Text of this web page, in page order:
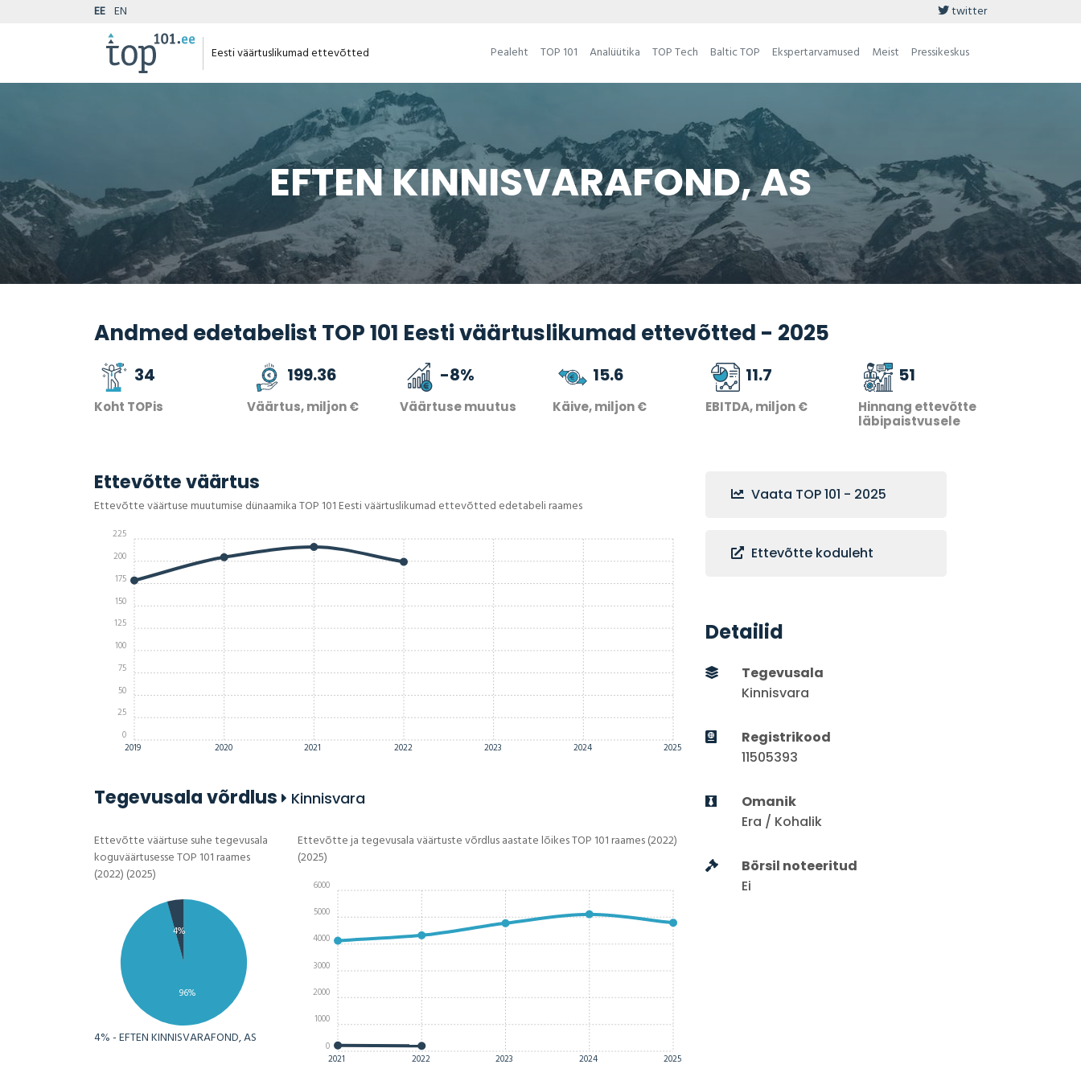
EE EN twitter
Eesti väärtuslikumad ettevõtted Pealeht TOP 101 Analüütika TOP Tech Baltic TOP Ekspertarvamused Meist Pressikeskus
EFTEN KINNISVARAFOND, AS
Andmed edetabelist TOP 101 Eesti väärtuslikumad ettevõtted - 2025
34
Koht TOPis
199.36
Väärtus, miljon €
-8%
Väärtuse muutus
15.6
Käive, miljon €
11.7
EBITDA, miljon €
51
Hinnang ettevõtte
läbipaistvusele
Ettevõtte väärtus
Ettevõtte väärtuse muutumise dünaamika TOP 101 Eesti väärtuslikumad ettevõtted edetabeli raames
2019 2020 2021 2022 2023 2024 2025
0
25
50
75
100
125
150
175
200
225
Tegevusala võrdlus Kinnisvara
Ettevõtte väärtuse suhe tegevusala
koguväärtusesse TOP 101 raames
(2022) (2025)
96%
4%
4% - EFTEN KINNISVARAFOND, AS
Ettevõtte ja tegevusala väärtuste võrdlus aastate lõikes TOP 101 raames (2022)
(2025)
2021 2022 2023 2024 2025
0
1000
2000
3000
4000
5000
6000
Vaata TOP 101 - 2025
Ettevõtte koduleht
Detailid
Tegevusala
Kinnisvara
Registrikood
11505393
Omanik
Era / Kohalik
Börsil noteeritud
Ei